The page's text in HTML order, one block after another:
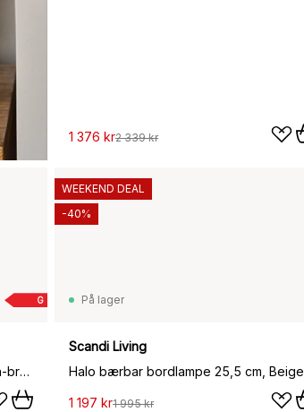
1 376 kr2 339 kr
G
Reverse bordlampe 30 cm, Travertin-bronse messing
På lager
Scandi Living
Halo bærbar bordlampe 25,5 cm, Beige
1 197 kr1 995 kr
WEEKEND DEAL
-40%